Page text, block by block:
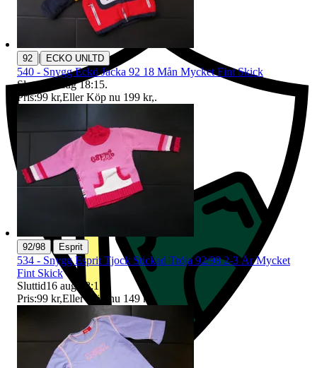
Ersättning om du inte får din vara
92 | ECKO UNLTD
540 - Snygg Eckö Jacka 92 18 Mån Mycket Fint Skick
Sluttid
16 aug 18:15.
Pris:99 kr,Eller Köp nu 199 kr,.
92/98 Esprit
534 - Snygg Esprit Tjock Stickad Tröja 92/98 2-3 År Mycket
Fint Skick
Sluttid16 aug 18:15
Pris:99 kr,Eller Köp nu 149 kr ,.